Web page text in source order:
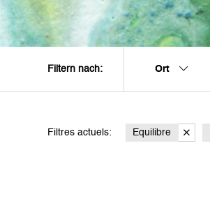
Filtern nach: Ort
Filtres actuels: Equilibre